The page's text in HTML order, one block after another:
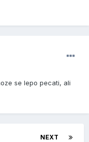
se lepo pecati, ali
NEXT